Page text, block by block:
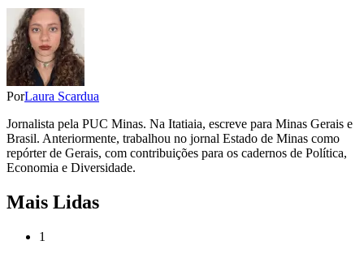
PorLaura Scardua
Jornalista pela PUC Minas. Na Itatiaia, escreve para Minas Gerais e
Brasil. Anteriormente, trabalhou no jornal Estado de Minas como
repórter de Gerais, com contribuições para os cadernos de Política,
Economia e Diversidade.
Mais Lidas
1